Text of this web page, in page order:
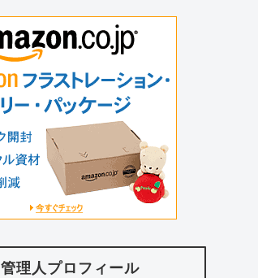
管理人プロフィール